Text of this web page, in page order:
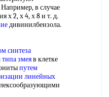
Например, в случае
х 2, х 4, х 8 и т. д.
дивинилбензола.
синтеза
типа змеяв клетке
путем
линейных